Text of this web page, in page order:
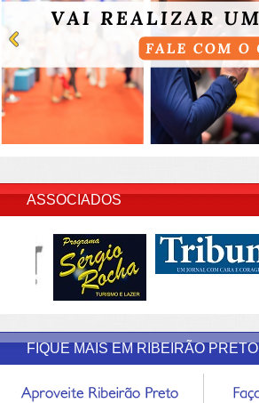
ASSOCIADOS
FIQUE MAIS EM RIBEIRÃO PRETO